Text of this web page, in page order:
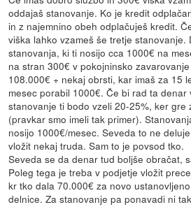
oddajaš stanovanje. Ko je kredit
in z najemnino obeh odplačuješ kredit.
viška lahko vzameš še tretje stanovanje.
stanovanja, ki ti nosijo cca 1000€ na
na stran 300€ v pokojninsko
108.000€ + nekaj obrsti, kar imaš za 15
mesec porabil 1000€. Če bi rad ta denar
stanovanje ti bodo vzeli 20-25%, ker gre
(pravkar smo imeli tak primer).
nosijo 1000€/mesec. Seveda to ne
vložit nekaj truda. Sam to je povsod tko.
Seveda se da denar tud boljše obračat,
Poleg tega je treba v podjetje vložit
kr tko dala 70.000€ za novo
delnice. Za stanovanje pa ponavadi ni